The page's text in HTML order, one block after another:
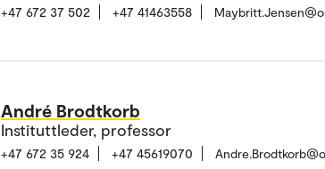
+47 672 37 502 +47 41463558
André Brodtkorb
Instituttleder, professor
+47 672 35 924 +47 45619070